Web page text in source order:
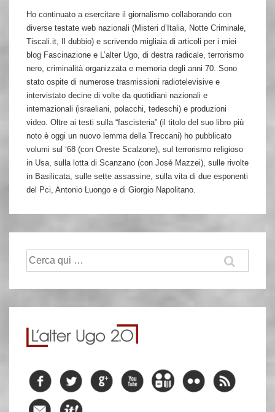
Ho continuato a esercitare il giornalismo collaborando con
diverse testate web nazionali (Misteri d’Italia, Notte Criminale,
Tiscali.it, Il dubbio) e scrivendo migliaia di articoli per i miei
blog Fascinazione e L’alter Ugo, di destra radicale, terrorismo
nero, criminalità organizzata e memoria degli anni 70. Sono
stato ospite di numerose trasmissioni radiotelevisive e
intervistato decine di volte da quotidiani nazionali e
internazionali (israeliani, polacchi, tedeschi) e produzioni
video. Oltre ai testi sulla “fascisteria” (il titolo del suo libro più
noto è oggi un nuovo lemma della Treccani) ho pubblicato
volumi sul ‘68 (con Oreste Scalzone), sul terrorismo religioso
in Usa, sulla lotta di Scanzano (con José Mazzei), sulle rivolte
in Basilicata, sulle sette assassine, sulla vita di due esponenti
del Pci, Antonio Luongo e di Giorgio Napolitano.
Cerca: